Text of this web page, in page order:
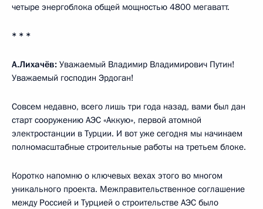
четыре энергоблока общей мощностью 4800 мегаватт.
* * *
А.Лихачёв: Уважаемый Владимир Владимирович Путин!
Уважаемый господин Эрдоган!
Совсем недавно, всего лишь три года назад, вами был дан
старт сооружению АЭС «Аккую», первой атомной
электростанции в Турции. И вот уже сегодня мы начинаем
полномасштабные строительные работы на третьем блоке.
Коротко напомню о ключевых вехах этого во многом
уникального проекта. Межправительственное соглашение
между Россией и Турцией о строительстве АЭС было